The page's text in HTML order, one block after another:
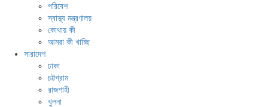
পরিবেশ
স্বাস্থ্য মন্ত্রণালয়
কোথায় কী
আমরা কী খাচ্ছি
সারাদেশ
ঢাকা
চট্টগ্রাম
রাজশাহী
খুলনা